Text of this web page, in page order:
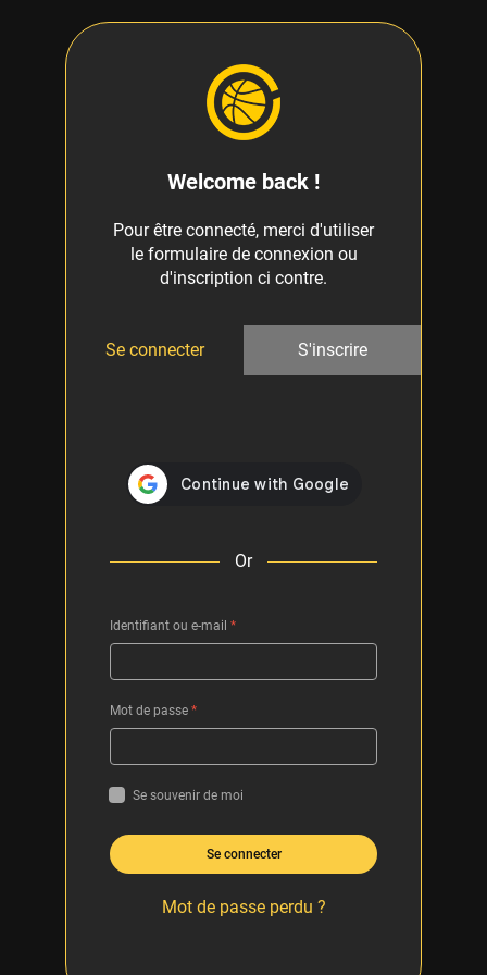
Welcome back !
Pour être connecté, merci d'utiliser
le formulaire de connexion ou
d'inscription ci contre.
Se connecter S'inscrire
Or
Identifiant ou e-mail *
Mot de passe *
Se souvenir de moi
Se connecter
Mot de passe perdu ?